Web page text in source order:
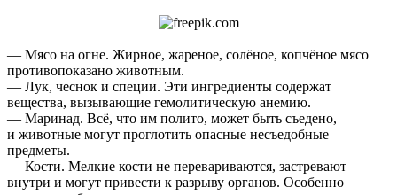
— Мясо на огне. Жирное, жареное, солёное, копчёное мясо
противопоказано животным.
— Лук, чеснок и специи. Эти ингредиенты содержат
вещества, вызывающие гемолитическую анемию.
— Маринад. Всё, что им полито, может быть съедено,
и животные могут проглотить опасные несъедобные
предметы.
— Кости. Мелкие кости не перевариваются, застревают
внутри и могут привести к разрыву органов. Особенно